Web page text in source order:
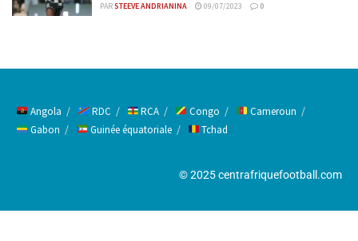
PARSTEEVE ANDRIANINA 09/07/2023 0
Angola RDC RCA Congo
Cameroun
Gabon
Guinée équatoriale Tchad
© 2025 centrafriquefootball.com